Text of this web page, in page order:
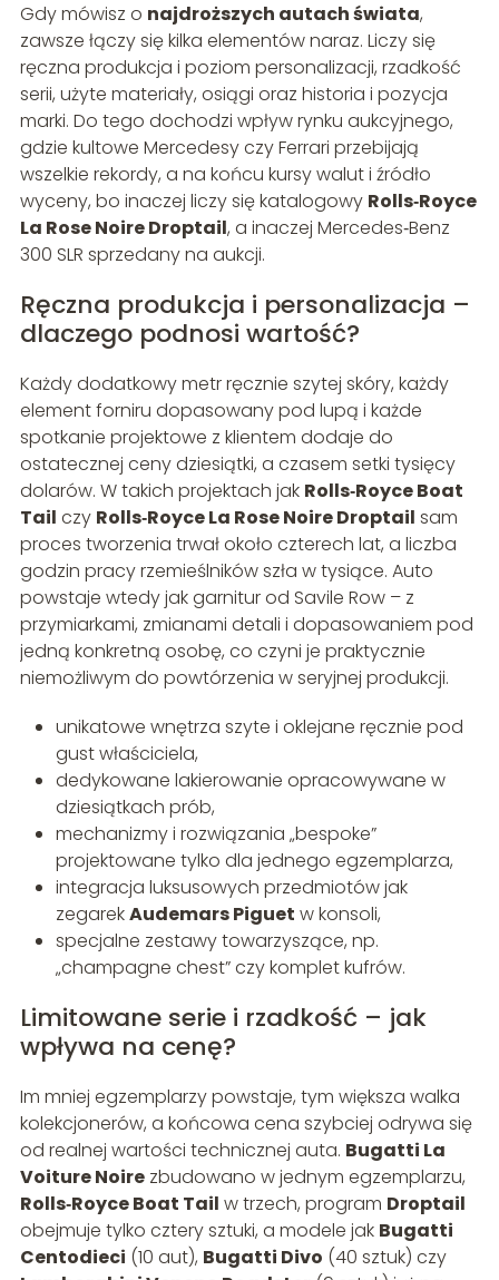
Gdy mówisz o najdroższych autach świata,
zawsze łączy się kilka elementów naraz. Liczy się
ręczna produkcja i poziom personalizacji, rzadkość
serii, użyte materiały, osiągi oraz historia i pozycja
marki. Do tego dochodzi wpływ rynku aukcyjnego,
gdzie kultowe Mercedesy czy Ferrari przebijają
wszelkie rekordy, a na końcu kursy walut i źródło
wyceny, bo inaczej liczy się katalogowy Rolls‑Royce
La Rose Noire Droptail, a inaczej Mercedes‑Benz
300 SLR sprzedany na aukcji.
Ręczna produkcja i personalizacja –
dlaczego podnosi wartość?
Każdy dodatkowy metr ręcznie szytej skóry, każdy
element forniru dopasowany pod lupą i każde
spotkanie projektowe z klientem dodaje do
ostatecznej ceny dziesiątki, a czasem setki tysięcy
dolarów. W takich projektach jak Rolls‑Royce Boat
Tail czy Rolls‑Royce La Rose Noire Droptail sam
proces tworzenia trwał około czterech lat, a liczba
godzin pracy rzemieślników szła w tysiące. Auto
powstaje wtedy jak garnitur od Savile Row – z
przymiarkami, zmianami detali i dopasowaniem pod
jedną konkretną osobę, co czyni je praktycznie
niemożliwym do powtórzenia w seryjnej produkcji.
unikatowe wnętrza szyte i oklejane ręcznie pod
gust właściciela,
dedykowane lakierowanie opracowywane w
dziesiątkach prób,
mechanizmy i rozwiązania „bespoke”
projektowane tylko dla jednego egzemplarza,
integracja luksusowych przedmiotów jak
zegarekAudemars Piguet w konsoli,
specjalne zestawy towarzyszące, np.
„champagne chest” czy komplet kufrów.
Limitowane serie i rzadkość – jak
wpływa na cenę?
Im mniej egzemplarzy powstaje, tym większa walka
kolekcjonerów, a końcowa cena szybciej odrywa się
od realnej wartości technicznej auta. Bugatti La
Voiture Noirezbudowano w jednym egzemplarzu,
Rolls‑Royce Boat Tail w trzech, program Droptail
obejmuje tylko cztery sztuki, a modele jak Bugatti
Centodieci (10 aut), Bugatti Divo (40 sztuk) czy